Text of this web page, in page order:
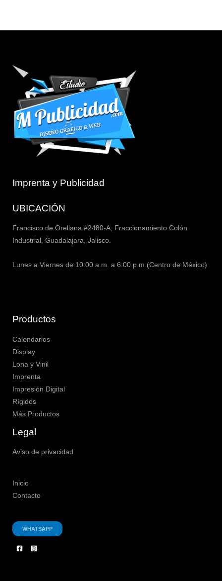
Imprenta y Publicidad
UBICACIÓN
Francisco de Orellana #2480-A, Fraccionamiento Colón
Industrial, Guadalajara, Jalisco.
Lunes a Viernes de 10:00 a.m. a 6:00 p.m.(Centro de México)
Productos
Calendarios
Display
Lona y Vinil
Imprenta
Impresión Digital
Rígidos
Más Productos
Legal
Aviso de privacidad
Inicio
Contacto
WHATSAPP